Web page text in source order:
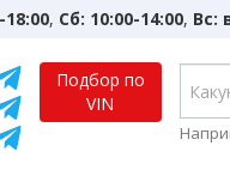
, Сб: 10:00-14:00, Вс:
Подбор по
VIN